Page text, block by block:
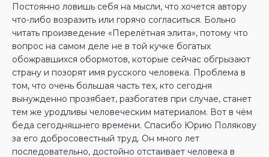
Постоянно ловишь себя на мысли, что хочется автору
что-либо возразить или горячо согласиться. Больно
читать произведение «Перелётная элита», потому что
вопрос на самом деле не в той кучке богатых
обожравшихся обормотов, которые сейчас обгрызают
страну и позорят имя русского человека. Проблема в
том, что очень большая часть тех, кто сегодня
вынужденно прозябает, разбогатев при случае, станет
тем же уродливы человеческим материалом. Вот в чём
беда сегодняшнего времени. Спасибо Юрию Полякову
за его добросовестный труд. Он много лет
последовательно, достойно отстаивает человека в